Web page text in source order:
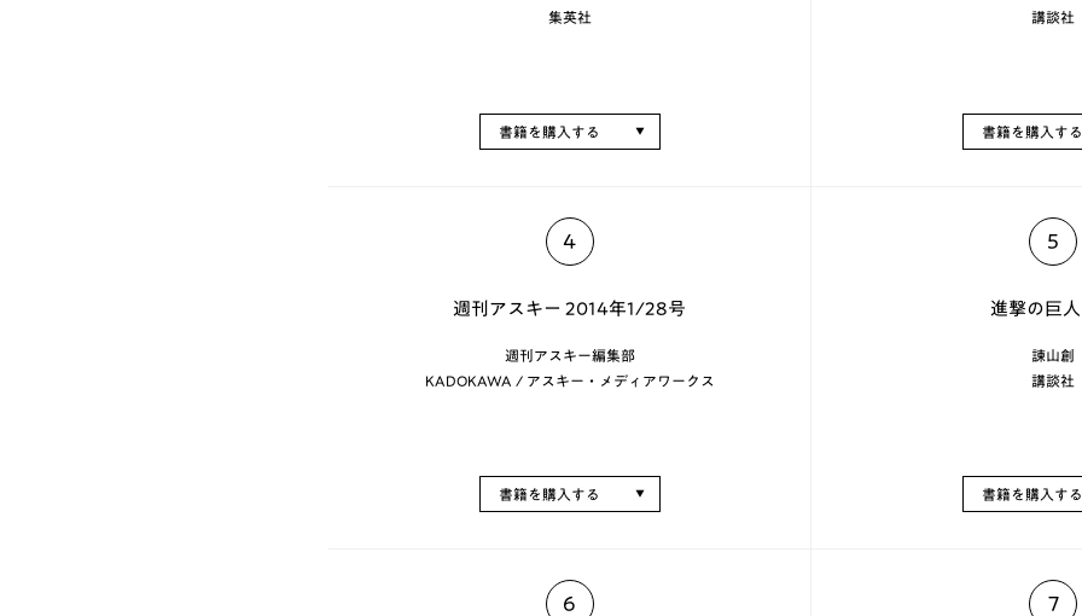
集英社
書籍を購入する
講談社
書籍を購入する
4
週刊アスキー 2014年1/28号
週刊アスキー編集部
KADOKAWA / アスキー・メディアワークス
書籍を購入する
5
進撃の巨
諫山創
講談社
書籍を購入する
6 7